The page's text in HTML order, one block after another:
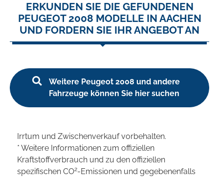
ERKUNDEN SIE DIE GEFUNDENEN
PEUGEOT 2008 MODELLE IN AACHEN
UND FORDERN SIE IHR ANGEBOT AN
Weitere Peugeot 2008 und andere
Fahrzeuge können Sie hier suchen
Irrtum und Zwischenverkauf vorbehalten.
* Weitere Informationen zum offiziellen
Kraftstoffverbrauch und zu den offiziellen
spezifischen CO2-Emissionen und gegebenenfalls